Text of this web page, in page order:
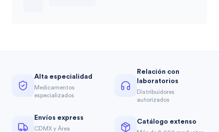
Alta especialidad
Medicamentos
especializados
Relación con
laboratorios
Distribuidores
autorizados
Envíos express
CDMX y Área
Catálogo extenso